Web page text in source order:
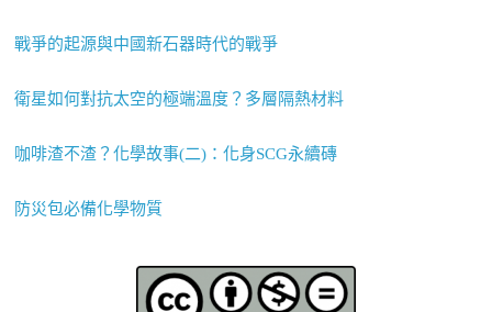
戰爭的起源與中國新石器時代的戰爭
衛星如何對抗太空的極端溫度？多層隔熱材料
咖啡渣不渣？化學故事(二)：化身SCG永續磚
防災包必備化學物質